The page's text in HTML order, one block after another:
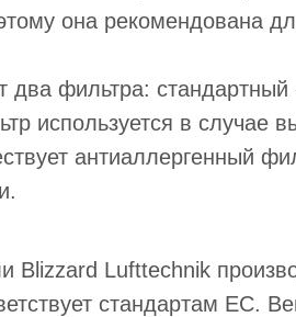
она рекомендована
два фильтра:
используется в случае
антиаллергенный
Blizzard Lufttechnik
стандартам ЕС.